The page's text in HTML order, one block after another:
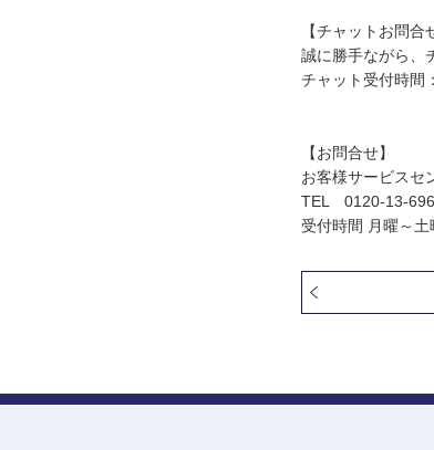
【チャットお問合
誠に勝手ながら、
チャット受付時間
【お問合せ】
お客様サービスセ
TEL 0120-13-
受付時間 月曜～